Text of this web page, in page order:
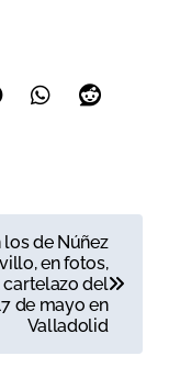
los de Núñez
en fotos,
cartelazo del
de mayo en
Valladolid